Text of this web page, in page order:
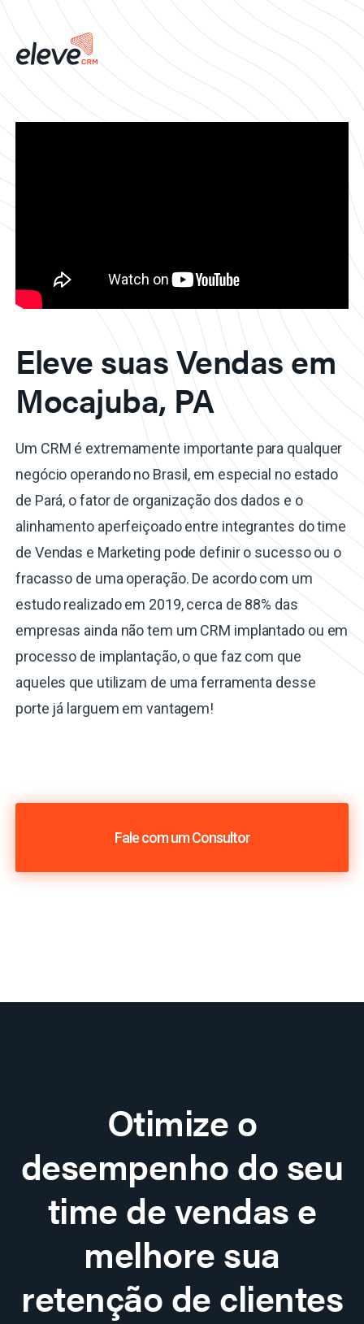
Eleve suas Vendas em
Mocajuba, PA
Um CRM é extremamente importante para qualquer
negócio operando no Brasil, em especial no estado
de Pará, o fator de organização dos dados e o
alinhamento aperfeiçoado entre integrantes do time
de Vendas e Marketing pode definir o sucesso ou o
fracasso de uma operação. De acordo com um
estudo realizado em 2019, cerca de 88% das
empresas ainda não tem um CRM implantado ou em
processo de implantação, o que faz com que
aqueles que utilizam de uma ferramenta desse
porte já larguem em vantagem!
Fale com um Consultor
Otimize o
desempenho do seu
time de vendas e
melhore sua
retenção de clientes